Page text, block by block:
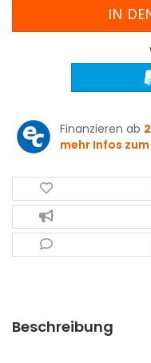
Finanzieren ab
mehr Infos
Beschreibung